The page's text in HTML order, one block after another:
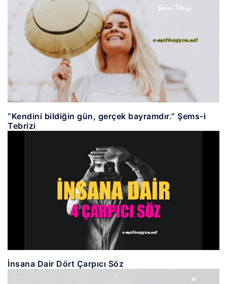
“Kendini bildiğin gün, gerçek bayramdır.” Şems-i
Tebrizi
İnsana Dair Dört Çarpıcı Söz